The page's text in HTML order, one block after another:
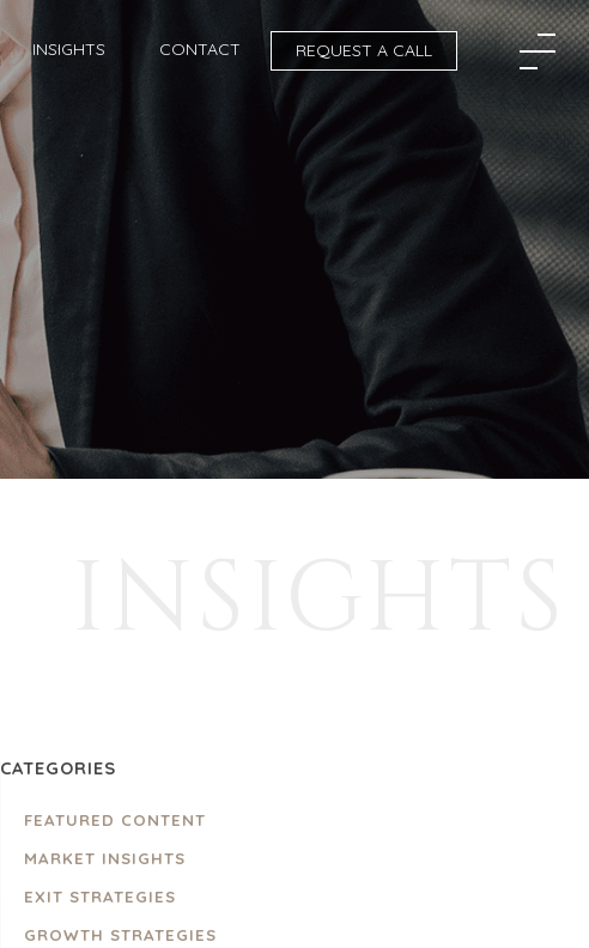
INSIGHTS CONTACT REQUEST A CALL
CATEGORIES
FEATURED CONTENT
MARKET INSIGHTS
EXIT STRATEGIES
GROWTH STRATEGIES